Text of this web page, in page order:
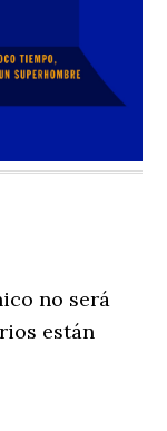
no será
están